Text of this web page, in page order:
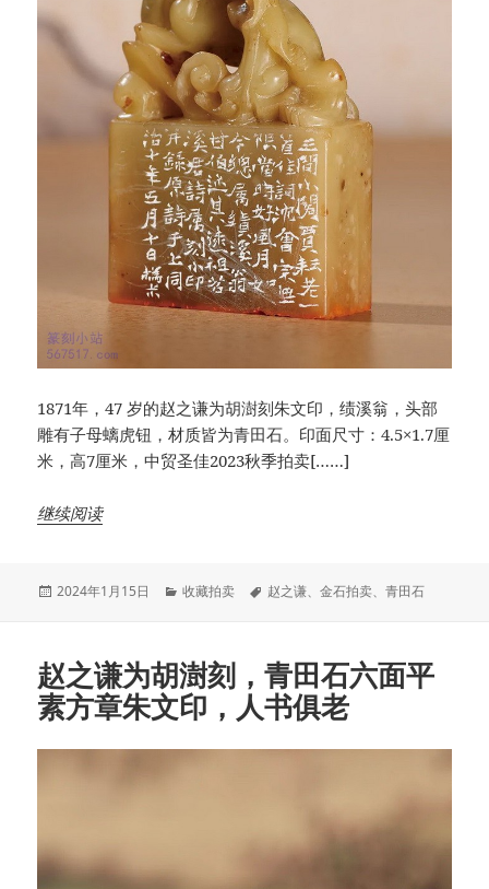
1871年，47 岁的赵之谦为胡澍刻朱文印，绩溪翁，头部
雕有子母螭虎钮，材质皆为青田石。印面尺寸：4.5×1.7厘
米，高7厘米，中贸圣佳2023秋季拍卖[……]
继续阅读
发
2024年1月15日
分
收藏拍卖
标
赵之谦、金石拍卖、青田石
赵之谦为胡澍刻，青田石六面平
素方章朱文印，人书俱老